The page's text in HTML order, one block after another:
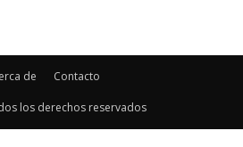
de Contacto
los derechos reservados